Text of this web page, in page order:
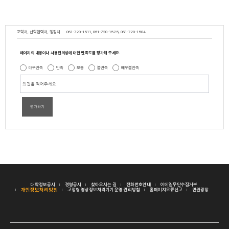
교학처, 산학협력처, 행정처 061-720-1511, 061-720-1525, 061-720-1504
페이지의 내용이나 사용편의성에 대한 만족도를 평가해 주세요.
매우만족 만족 보통 불만족 매우불만족
평가하기
대학정보공시 경영공시 찾아오시는 길 전화번호안내 이메일무단수집거부
개인정보처리방침 고정형 영상정보처리기기 운영·관리방침 홈페이지오류신고 민원광장